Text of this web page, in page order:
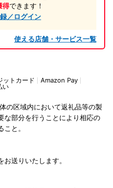
得できます！
／ログイン
使える店舗・サービス一覧
ットカード
Amazon Pay
い
の区域内において返礼品等の製
な部分を行うことにより相応の
と。
送りいたします。